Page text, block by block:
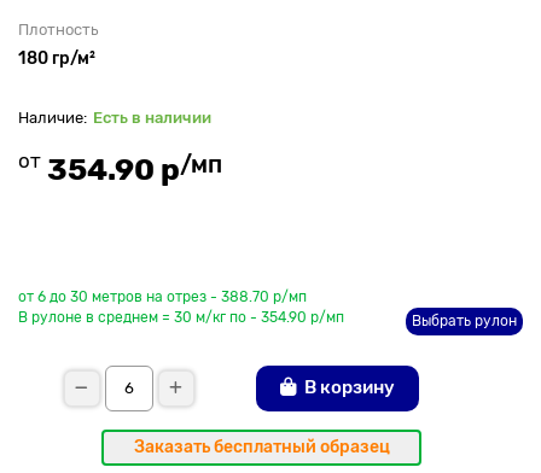
Плотность
180 гр/м²
Есть в наличии
от 354.90 р/мп
от 6 до 30 метров на отрез - 388.70 р/мп
В рулоне в среднем = 30 м/кг по - 354.90 р/мп
Выбрать рулон
В корзину
Заказать бесплатный образец